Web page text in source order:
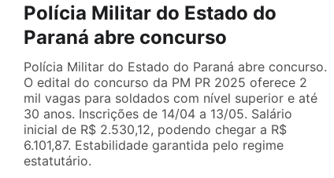
Polícia Militar do Estado do
Paraná abre concurso
Polícia Militar do Estado do Paraná abre concurso.
O edital do concurso da PM PR 2025 oferece 2
mil vagas para soldados com nível superior e até
30 anos. Inscrições de 14/04 a 13/05. Salário
inicial de R$ 2.530,12, podendo chegar a R$
6.101,87. Estabilidade garantida pelo regime
estatutário.